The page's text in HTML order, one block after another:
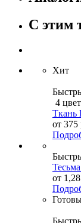
С этим
Хит
4
Ткань
от 375
от